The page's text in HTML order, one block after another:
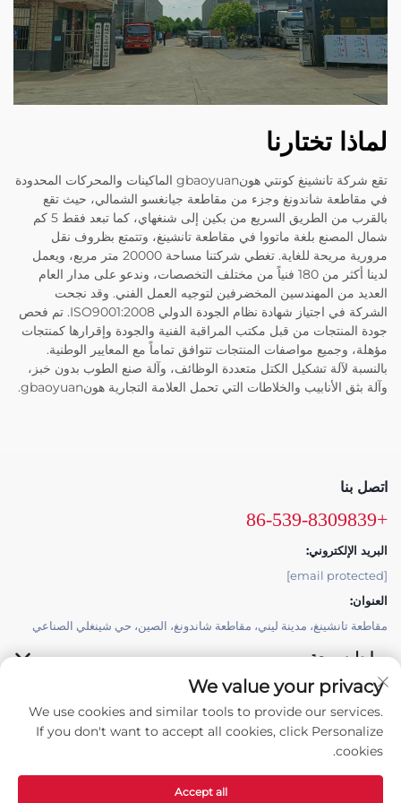
لماذا تختارنا
تقع شركة تانشينغ كونتي هونgbaoyuan الماكينات والمحركات المحدودة
في مقاطعة شاندونغ وجزء من مقاطعة جيانغسو الشمالي، حيث تقع
بالقرب من الطريق السريع من بكين إلى شنغهاي، كما تبعد فقط 5 كم
شمال المصنع بلغة ماتووا في مقاطعة تانشينغ، وتتمتع بظروف نقل
مرورية مريحة للغاية. تغطي شركتنا مساحة 20000 متر مربع، ويعمل
لدينا أكثر من 180 فنياً من مختلف التخصصات، وندعو على مدار العام
العديد من المهندسين المخضرفين لتوجيه العمل الفني. وقد نجحت
الشركة في اجتياز شهادة نظام الجودة الدولي ISO9001:2008. تم فحص
جودة المنتجات من قبل مكتب المراقبة الفنية والجودة وإقرارها كمنتجات
مؤهلة، وجميع مواصفات المنتجات تتوافق تماماً مع المعايير الوطنية.
بالنسبة لآلة تشكيل الكتل متعددة الوظائف، وآلة صنع الطوب بدون خبز،
وآلة بثق الأنابيب والخلاطات التي تحمل العلامة التجارية هونgbaoyuan.
اتصل بنا
+86-539-8309839
البريد الإلكتروني:
[email protected]
العنوان:
مقاطعة تانشينغ، مدينة ليني، مقاطعة شاندونغ، الصين، حي شينغلي الصناعي
روابط سريعة
منتجات
حقوق النشر © شركة تانشينغ كاونتي هونgbaoyuan للآلات المحدودة. -
We value your privacy
We use cookies and similar tools to provide our services.
If you don't want to accept all cookies, click Personalize
cookies.
Accept all